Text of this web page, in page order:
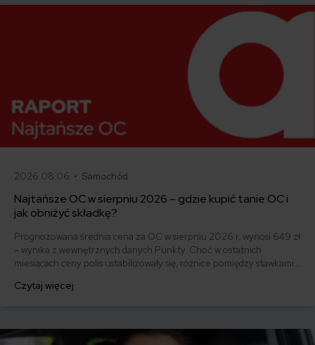
2026.08.06 • Samochód
Najtańsze OC w sierpniu 2026 – gdzie kupić tanie OC i
jak obniżyć składkę?
Prognozowana średnia cena za OC w sierpniu 2026 r. wynosi 649 zł
– wynika z wewnętrznych danych Punkty. Choć w ostatnich
miesiącach ceny polis ustabilizowały się, różnice pomiędzy stawkami
500 zł, inni – powyżej 1500 zł. Gdzie znaleźć najtańsze OC w Polsce
Czytaj więcej